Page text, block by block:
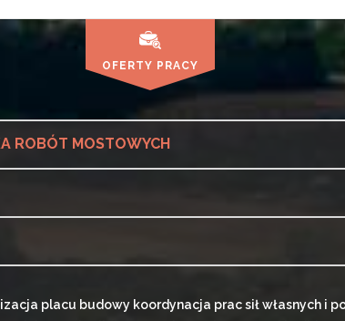
OFERTY PRACY
ROBÓT MOSTOWYCH
placu budowy koordynacja prac sił własnych i